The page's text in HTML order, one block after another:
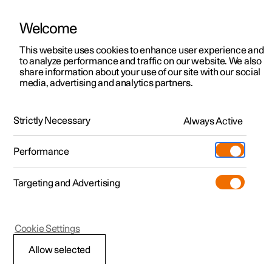
Polestar 2
Polestar 3
Polestar 4
Charging
Shop
More
Polestar 3 알아보기
시승 예약하기
빠른 출고
차량 주문하기
Polestar 4 알아보기
시승 예약하기
빠른 출고
차량 주문하기
충전 정보
공용 시설 충전
법인 판매
금융 서비스 옵션
진행중인 프로모션
빠른 출고
차량 주문
Extras (차량 액세서리)
지원, 상담 및 안내
서비스 포인트
전시장
Polestar 소개
지속가능성
최신 소식
최신 소식
2023.09.12
함께하는 디지털 디톡스
아침에 일어나자마자 폰을 확인하는 습관이 있으신가요?
다들 마찬가지일 겁니다. 이젠 화면에서 벗어나 자연과
함께하는 시간을 가져 보세요.
Welcome
This website uses cookies to enhance user experience and
to analyze performance and traffic on our website. We also
share information about your use of our site with our social
media, advertising and analytics partners.
Strictly Necessary Always Active
Performance
Targeting and Advertising
Allow selected
Cookie Settings